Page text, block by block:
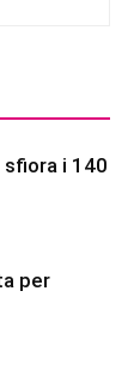
sfiora i 140
per